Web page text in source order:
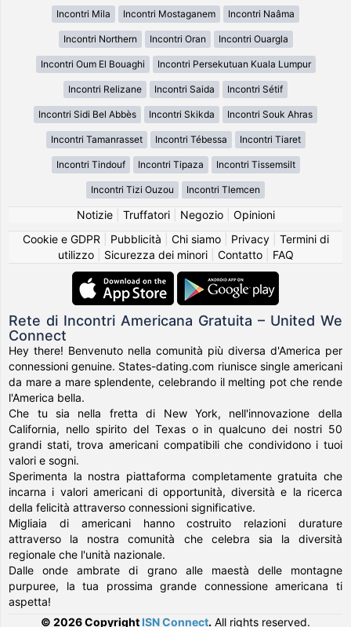
Incontri Mila Incontri Mostaganem Incontri Naâma
Incontri Northern Incontri Oran Incontri Ouargla
Incontri Oum El Bouaghi Incontri Persekutuan Kuala Lumpur
Incontri Relizane Incontri Saida Incontri Sétif
Incontri Sidi Bel Abbès Incontri Skikda Incontri Souk Ahras
Incontri Tamanrasset Incontri Tébessa Incontri Tiaret
Incontri Tindouf Incontri Tipaza Incontri Tissemsilt
Incontri Tizi Ouzou Incontri Tlemcen
Notizie| Truffatori| Negozio| Opinioni
Cookie e GDPR
Pubblicità Chi siamo| Privacy| Termini di
utilizzo| Sicurezza dei minori| Contatto| FAQ
Rete di Incontri Americana Gratuita – United We
Connect
Hey there! Benvenuto nella comunità più diversa d'America per
connessioni genuine. States-dating.com riunisce single americani
da mare a mare splendente, celebrando il melting pot che rende
l'America bella.
Che tu sia nella fretta di New York, nell'innovazione della
California, nello spirito del Texas o in qualcuno dei nostri 50
grandi stati, trova americani compatibili che condividono i tuoi
valori e sogni.
Sperimenta la nostra piattaforma completamente gratuita che
incarna i valori americani di opportunità, diversità e la ricerca
della felicità attraverso connessioni significative.
Migliaia di americani hanno costruito relazioni durature
attraverso la nostra comunità che celebra sia la diversità
regionale che l'unità nazionale.
Dalle onde ambrate di grano alle maestà delle montagne
purpuree, la tua prossima grande connessione americana ti
aspetta!
© 2026 Copyright ISN Connect. All rights reserved.